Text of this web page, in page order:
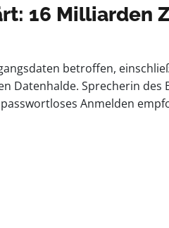
16 Milliarden
betroffen,
Datenhalde. Sprecherin
Anmelden